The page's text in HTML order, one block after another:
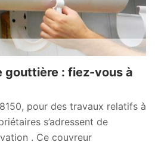
gouttière : fiez-vous à
pour des travaux relatifs à
s’adressent de
. Ce couvreur